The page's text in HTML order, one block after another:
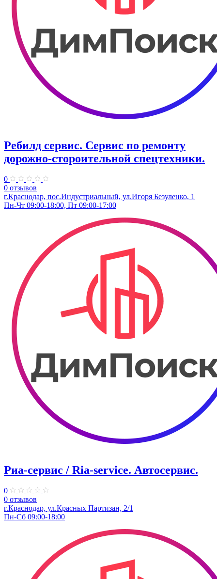
Ребилд сервис. Сервис по ремонту
дорожно-стороительной спецтехники.
0
0 отзывов
г.Краснодар, пос.Индустриальный, ул.Игоря Безуленко, 1
Пн-Чт 09:00-18:00, Пт 09:00-17:00
Риа-сервис / Ria-service. ​Автосервис.
0
0 отзывов
г.Краснодар, ул.Красных Партизан, 2/1
Пн-Сб 09:00-18:00